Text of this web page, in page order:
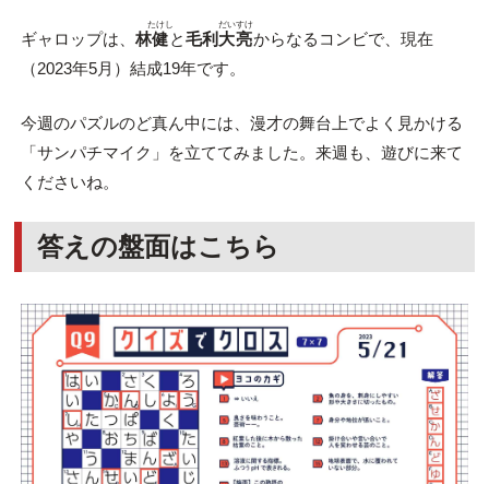
ギャロップは、 林健
たけし
と毛利 大亮
だいすけ
からなるコンビで、現在
（2023年5月）結成19年です。
今週のパズルのど真ん中には、漫才の舞台上でよく見かける
「サンパチマイク」を立ててみました。来週も、遊びに来て
くださいね。
答えの盤面はこちら